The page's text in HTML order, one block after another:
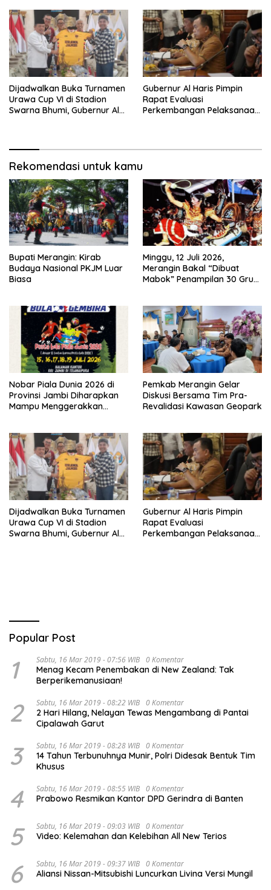
Dijadwalkan Buka Turnamen
Urawa Cup VI di Stadion
Swarna Bhumi, Gubernur Al
Gubernur Al Haris Pimpin
Rapat Evaluasi
Perkembangan Pelaksanaan
Rekomendasi untuk kamu
Bupati Merangin: Kirab
Budaya Nasional PKJM Luar
Biasa
Minggu, 12 Juli 2026,
Merangin Bakal “Dibuat
Mabok” Penampilan 30 Grup
Nobar Piala Dunia 2026 di
Provinsi Jambi Diharapkan
Mampu Menggerakkan
Pemkab Merangin Gelar
Diskusi Bersama Tim Pra-
Revalidasi Kawasan Geopark
Dijadwalkan Buka Turnamen
Urawa Cup VI di Stadion
Swarna Bhumi, Gubernur Al
Gubernur Al Haris Pimpin
Rapat Evaluasi
Perkembangan Pelaksanaan
Popular Post
1 Sabtu, 16 Mar 2019 - 07:56 WIB 0 Komentar
Menag Kecam Penembakan di New Zealand: Tak
Berperikemanusiaan!
2 Sabtu, 16 Mar 2019 - 08:22 WIB 0 Komentar
2 Hari Hilang, Nelayan Tewas Mengambang di Pantai
Cipalawah Garut
3 Sabtu, 16 Mar 2019 - 08:28 WIB 0 Komentar
14 Tahun Terbunuhnya Munir, Polri Didesak Bentuk Tim
Khusus
4 Sabtu, 16 Mar 2019 - 08:55 WIB 0 Komentar
Prabowo Resmikan Kantor DPD Gerindra di Banten
5 Sabtu, 16 Mar 2019 - 09:03 WIB 0 Komentar
Video: Kelemahan dan Kelebihan All New Terios
6 Sabtu, 16 Mar 2019 - 09:37 WIB 0 Komentar
Aliansi Nissan-Mitsubishi Luncurkan Livina Versi Mungil